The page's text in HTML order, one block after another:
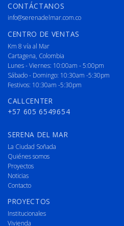
CONTÁCTANOS
info@serenadelmar.com.co
CENTRO DE VENTAS
Km 8 vía al Mar
Cartagena, Colombia
Lunes - Viernes: 10:00am - 5:00pm
Sábado - Domingo: 10:30am -5:30pm
Festivos: 10:30am -5:30pm
CALLCENTER
+57 605 6549654
SERENA DEL MAR
La Ciudad Soñada
Quiénes somos
Proyectos
Noticias
Contacto
PROYECTOS
Institucionales
Vivienda